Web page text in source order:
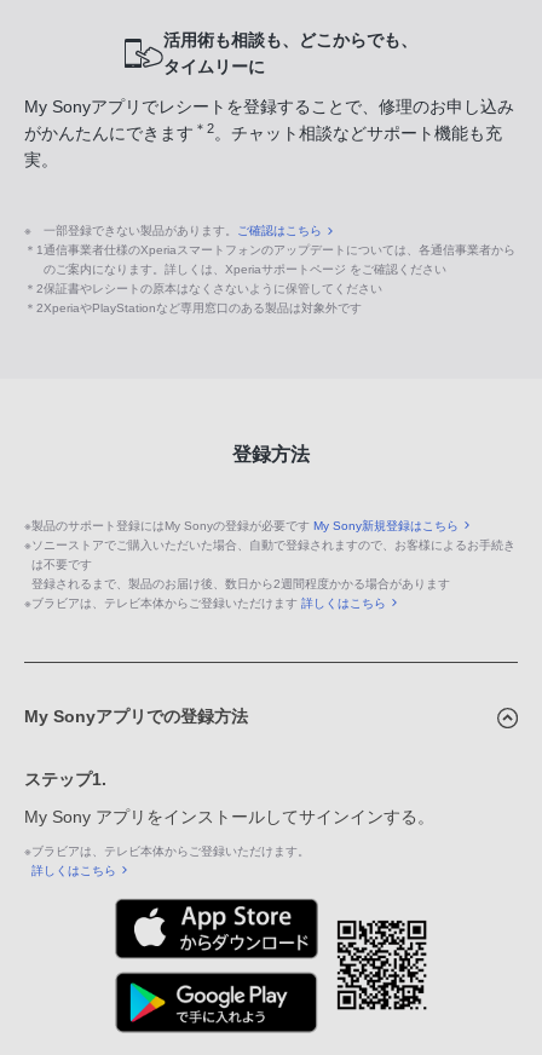
活用術も相談も、どこからでも、
タイムリーに
My Sonyアプリでレシートを登録することで、修理のお申し込み
がかんたんにできます ＊2。チャット相談などサポート機能も充
実。
※ 一部登録できない製品があります。 ご確認はこちら
＊1通信事業者仕様のXperiaスマートフォンのアップデートについては、各通信事業者から
のご案内になります。詳しくは、Xperiaサポートページ をご確認ください
＊2保証書やレシートの原本はなくさないように保管してください
＊2XperiaやPlayStationなど専用窓口のある製品は対象外です
登録方法
※製品のサポート登録にはMy Sonyの登録が必要です My Sony新規登録はこちら
※ソニーストアでご購入いただいた場合、自動で登録されますので、お客様によるお手続き
は不要です
登録されるまで、製品のお届け後、数日から2週間程度かかる場合があります
※ブラビアは、テレビ本体からご登録いただけます 詳しくはこちら
My Sonyアプリでの登録方法
ステップ1.
My Sony アプリをインストールしてサインインする。
※ブラビアは、テレビ本体からご登録いただけます。
詳しくはこちら